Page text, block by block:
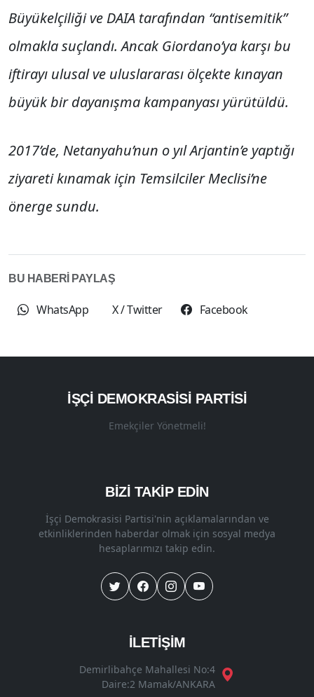
Büyükelçiliği ve DAIA tarafından “antisemitik”
olmakla suçlandı. Ancak Giordano’ya karşı bu
iftirayı ulusal ve uluslararası ölçekte kınayan
büyük bir dayanışma kampanyası yürütüldü.
2017’de, Netanyahu’nun o yıl Arjantin’e yaptığı
ziyareti kınamak için Temsilciler Meclisi’ne
önerge sundu.
BU HABERİ PAYLAŞ
WhatsApp X / Twitter Facebook
İŞÇI DEMOKRASISI PARTISI
Emekçiler Yönetmeli!
BİZİ TAKİP EDİN
İşçi Demokrasisi Partisi'nin açıklamalarından ve
etkinliklerinden haberdar olmak için sosyal medya
hesaplarımızı takip edin.
İLETİŞİM
Demirlibahçe Mahallesi No:4
Daire:2 Mamak/ANKARA